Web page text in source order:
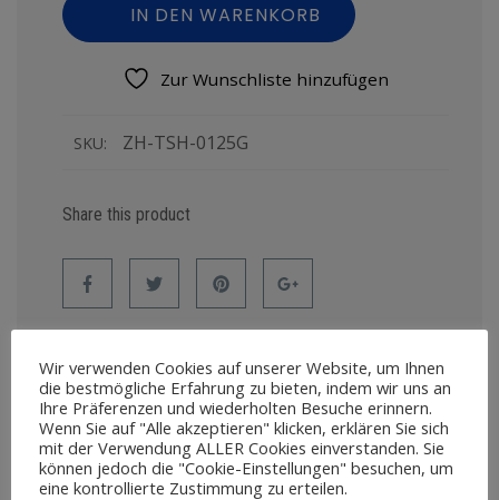
IN DEN WARENKORB
Zur Wunschliste hinzufügen
SKU: ZH-TSH-0125G
Share this product
BESCHREIBUNG
ZUSÄTZLICHE INFORMATION
Wir verwenden Cookies auf unserer Website, um Ihnen
die bestmögliche Erfahrung zu bieten, indem wir uns an
Ihre Präferenzen und wiederholten Besuche erinnern.
Wenn Sie auf "Alle akzeptieren" klicken, erklären Sie sich
mit der Verwendung ALLER Cookies einverstanden. Sie
können jedoch die "Cookie-Einstellungen" besuchen, um
eine kontrollierte Zustimmung zu erteilen.